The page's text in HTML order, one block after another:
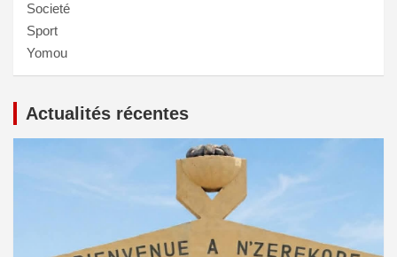
Societé
Sport
Yomou
Actualités récentes